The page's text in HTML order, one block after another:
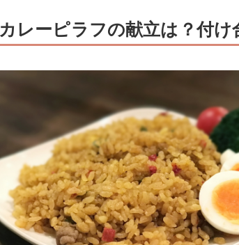
カレーピラフの献立は？付